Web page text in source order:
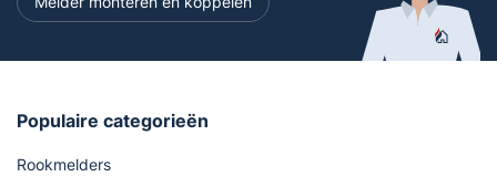
Populaire categorieën
Rookmelders